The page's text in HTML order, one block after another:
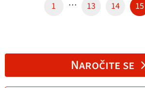
1 … 13 14 15
Naročite se